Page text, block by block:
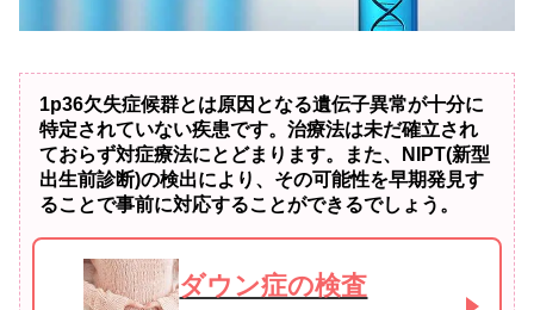
1p36欠失症候群とは原因となる遺伝子異常が十分に
特定されていない疾患です。治療法は未だ確立され
ておらず対症療法にとどまります。また、NIPT(新型
出生前診断)の検出により、その可能性を早期発見す
ることで事前に対応することができるでしょう。
ダウン症の検査